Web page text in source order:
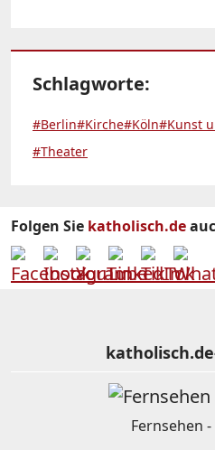
Schlagworte:
#Berlin#Kirche#Köln#Kunst
#Theater
Folgen Sie katholisch.de
Fernsehen